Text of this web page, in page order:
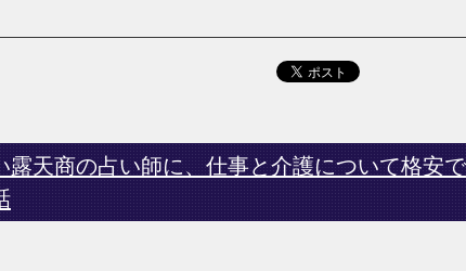
露天商の占い師に、仕事と介護について格安で